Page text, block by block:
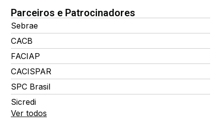
Parceiros e Patrocinadores
Sebrae
CACB
FACIAP
CACISPAR
SPC Brasil
Sicredi
Ver todos